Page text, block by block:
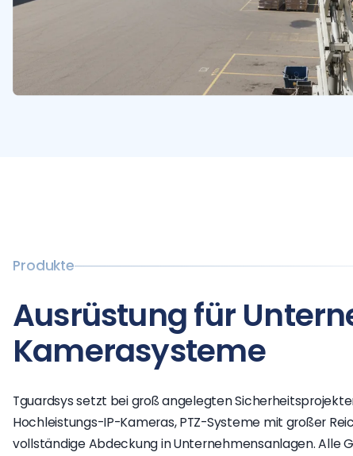
Produkte
Ausrüstung für
Kamerasysteme
Tguardsys setzt bei groß angelegten
Hochleistungs-IP-Kameras, PTZ-Systeme mit großer
vollständige Abdeckung in Unternehmensanlagen. Alle